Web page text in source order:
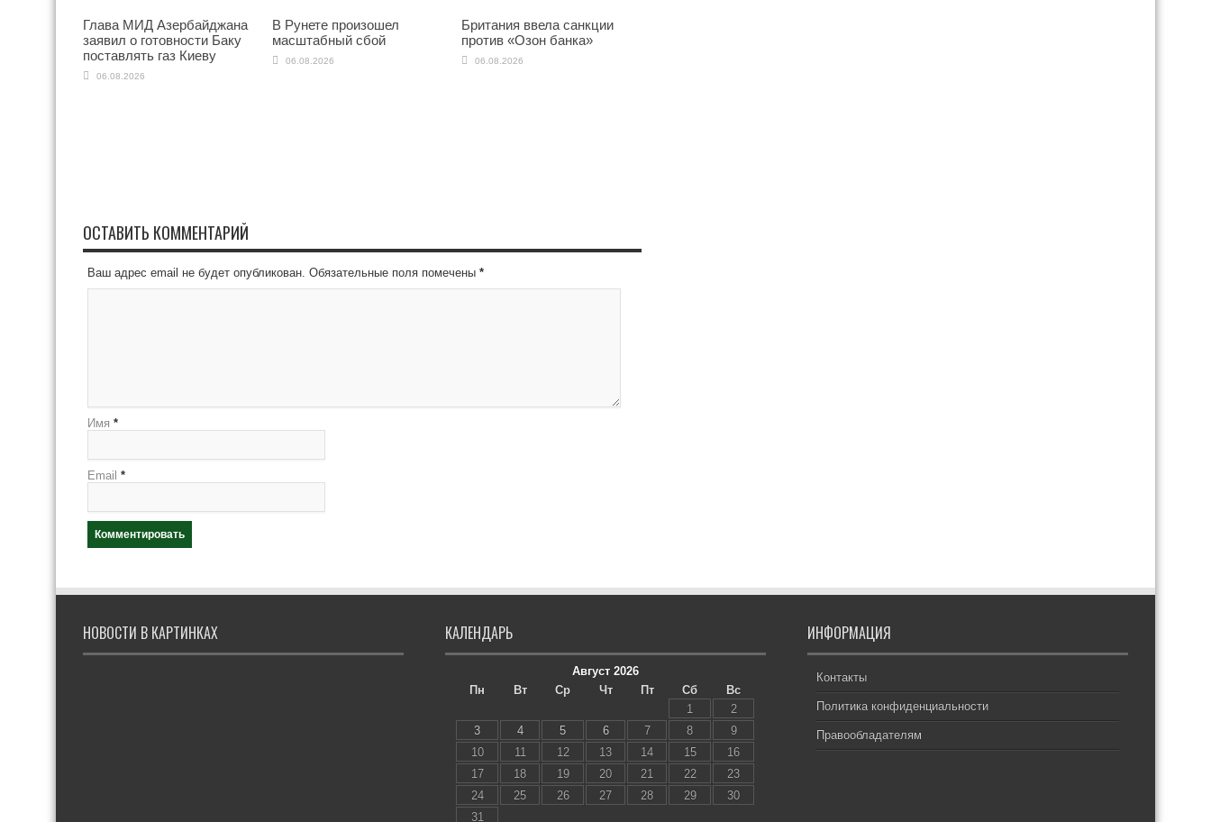
Глава МИД Азербайджана
заявил о готовности Баку
поставлять газ Киеву
06.08.2026
В Рунете произошел
масштабный сбой
06.08.2026
Британия ввела санкции
против «Озон банка»
06.08.2026
ОСТАВИТЬ КОММЕНТАРИЙ
Ваш адрес email не будет опубликован. Обязательные поля помечены *
Имя *
Email *
НОВОСТИ В КАРТИНКАХ КАЛЕНДАРЬ
Август 2026
Пн
Вт Ср Чт Пт Сб
Вс
1
2
3
4 5 6 7 8
9
10
11 12 13 14 15
16
17
18 19 20 21 22
23
24
25 26 27 28 29
30
31
ИНФОРМАЦИЯ
Контакты
Политика конфиденциальности
Правообладателям